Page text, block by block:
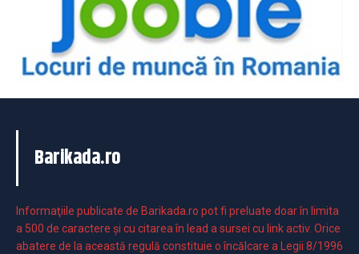
Barikada.ro
Informaţiile publicate de Barikada.ro pot fi preluate doar în limita
a 500 de caractere şi cu citarea în lead a sursei cu link activ. Orice
abatere de la această regulă constituie o încălcare a Legii 8/1996